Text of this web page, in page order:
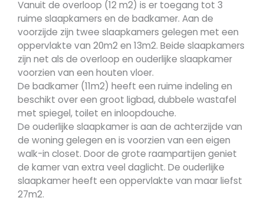
Vanuit de overloop (12 m2) is er toegang tot 3
ruime slaapkamers en de badkamer. Aan de
voorzijde zijn twee slaapkamers gelegen met een
oppervlakte van 20m2 en 13m2. Beide slaapkamers
zijn net als de overloop en ouderlijke slaapkamer
voorzien van een houten vloer.
De badkamer (11m2) heeft een ruime indeling en
beschikt over een groot ligbad, dubbele wastafel
met spiegel, toilet en inloopdouche.
De ouderlijke slaapkamer is aan de achterzijde van
de woning gelegen en is voorzien van een eigen
walk-in closet. Door de grote raampartijen geniet
de kamer van extra veel daglicht. De ouderlijke
slaapkamer heeft een oppervlakte van maar liefst
27m2.